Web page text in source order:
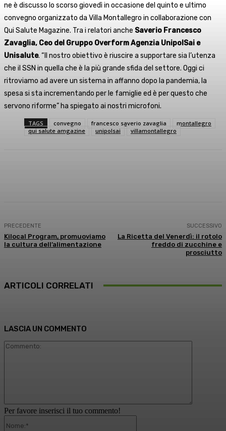
ne è discusso lo scorso giovedì in occasione del quinto e ultimo
convegno organizzato da Villa Montallegro in collaborazione con
Qui Salute Magazine. Tra i relatori anche Saverio Francesco
Zavaglia, Ceo del Gruppo Overform Agenzia UnipolSai e
Unisalute. “Il nostro obiettivo è riuscire a supportare sia l’utenza
che il SSN in quella che è la più grande sfida del settore. Oggi ci
ritroviamo ad avere un sistema in affanno dopo la pandemia, la
spesa si sta incrementando per le famiglie ed è per questo che
servono riforme” ha spiegato ai nostri microfoni.
TAGS convegno francesco saverio zavaglia
montallegro
qui salute amgazine
unipolsai villamontallegro
PRECEDENTE
Kilocal Program, promuoviamo
la cultura dell’alimentazione
SUCCESSIVO
La Ricetta del Venerdì: il rotolo
freddo di zucchine e
prosciutto
ARTICOLI CORRELATI
LASCIA UN COMMENTO
Per favore inserisci il tuo commento!